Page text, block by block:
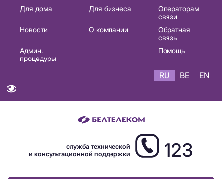
Основная
навигация
Для дома Для бизнеса
Операторам
связи
Новости
О компании
Обратная
связь
Админ.
процедуры
Помощь
RU BE EN
служба технической
и консультационной поддержки
123